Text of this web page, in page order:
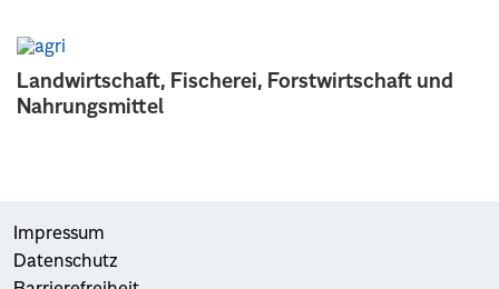
Landwirtschaft, Fischerei, Forstwirtschaft und
Nahrungsmittel
Impressum
Datenschutz